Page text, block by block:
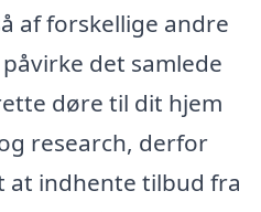
af forskellige andre
det samlede
døre til dit hjem
research, derfor
indhente tilbud fra